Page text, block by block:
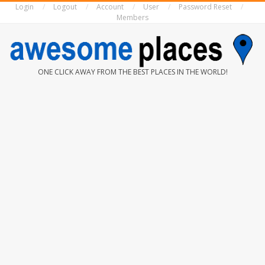
Login Logout Account User
Password Reset
Members
AWESOME
ONE CLICK AWAY FROM THE BEST PLACES IN THE WORLD!